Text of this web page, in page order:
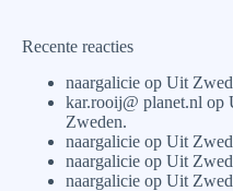
Recente reacties
naargalicie op Uit
kar.rooij@ planet.nl op
Zweden.
naargalicie op Uit
naargalicie op Uit
naargalicie op Uit